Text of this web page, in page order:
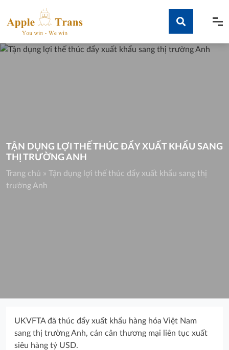
content
Tìm kiếm
TẬN DỤNG LỢI THẾ THÚC ĐẨY XUẤT KHẨU SANG
THỊ TRƯỜNG ANH
Trang chủ » Tận dụng lợi thế thúc đẩy xuất khẩu sang thị
trường Anh
UKVFTA đã thúc đẩy xuất khẩu hàng hóa Việt Nam
sang thị trường Anh, cán cân thương mại liên tục xuất
siêu hàng tỷ USD.